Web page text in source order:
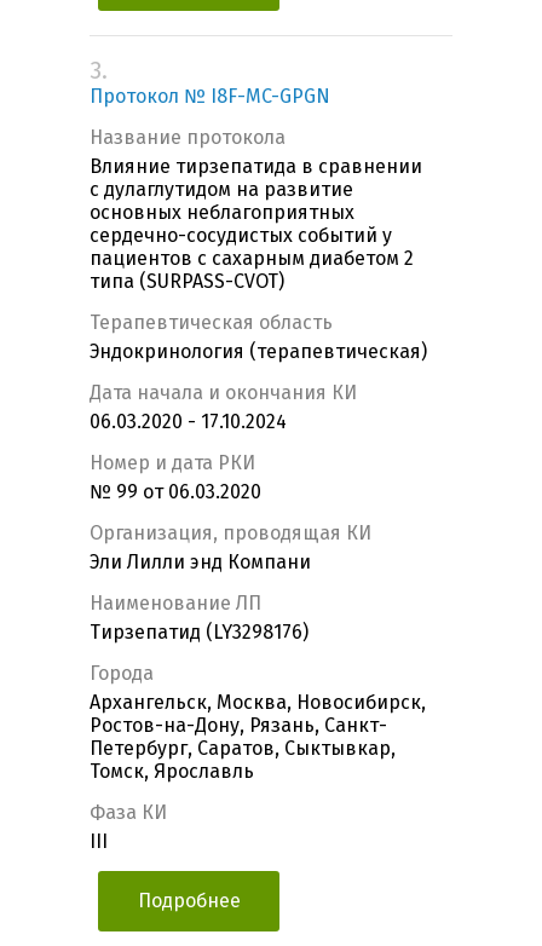
3.
Протокол № I8F-MC-GPGN
Название протокола
Влияние тирзепатида в сравнении
с дулаглутидом на развитие
основных неблагоприятных
сердечно-сосудистых событий у
пациентов с сахарным диабетом 2
типа (SURPASS-CVOT)
Терапевтическая область
Эндокринология (терапевтическая)
Дата начала и окончания КИ
06.03.2020 - 17.10.2024
Номер и дата РКИ
№ 99 от 06.03.2020
Организация, проводящая КИ
Эли Лилли энд Компани
Наименование ЛП
Тирзепатид (LY3298176)
Города
Архангельск, Москва, Новосибирск,
Ростов-на-Дону, Рязань, Санкт-
Петербург, Саратов, Сыктывкар,
Томск, Ярославль
Фаза КИ
Подробнее